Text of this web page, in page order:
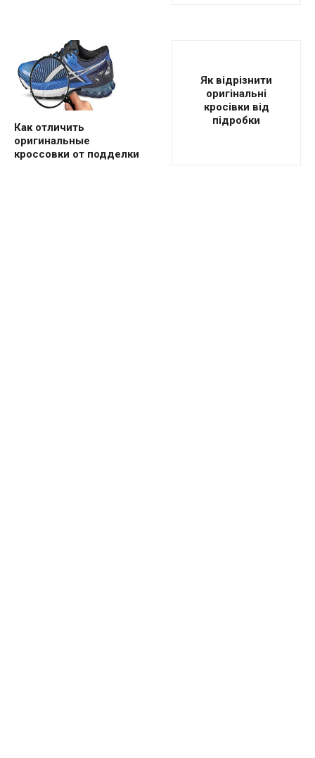
Как отличить
оригинальные
кроссовки от подделки
Як відрізнити
оригінальні
кросівки від
підробки